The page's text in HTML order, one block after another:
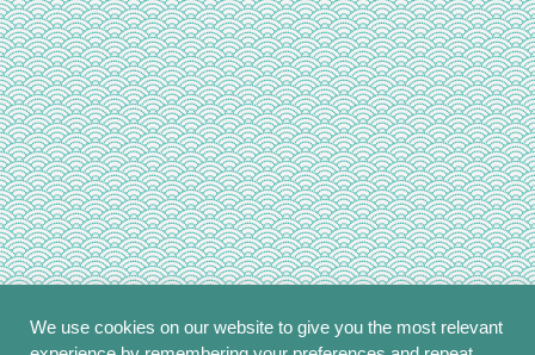
We use cookies on our website to give you the most relevant